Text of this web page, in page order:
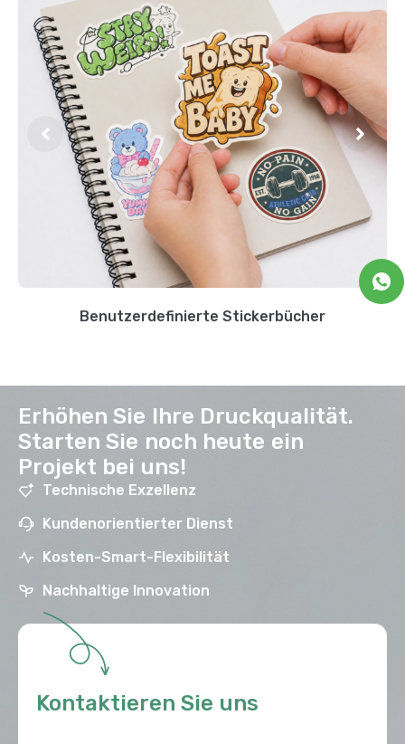
Benutzerdefinierte Stickerbücher
Erhöhen Sie Ihre Druckqualität.
Starten Sie noch heute ein
Projekt bei uns!
Technische Exzellenz
Kundenorientierter Dienst
Kosten-Smart-Flexibilität
Nachhaltige Innovation
Kontaktieren Sie uns